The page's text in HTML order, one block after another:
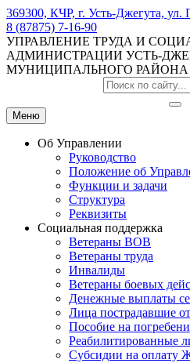
369300, КЧР, г. Усть-Джегута, ул.
8 (87875) 7-16-90
УПРАВЛЕНИЕ ТРУДА И
АДМИНИСТРАЦИИ УСТЬ-
МУНИЦИПАЛЬНОГО РАЙОНА
Меню
Об Управлении
Руководство
Положение об
Функции и задачи
Структура
Реквизиты
Социальная поддержка
Ветераны ВОВ
Ветераны труда
Инвалиды
Ветераны боевых
Денежные выплаты
Лица пострадавшие
Пособие на
Реабилитированные
Субсидии на оплату